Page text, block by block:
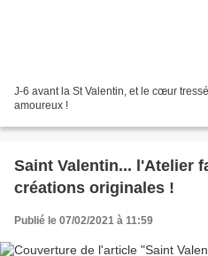
J-6 avant la St Valentin, et le cœur
amoureux !
Saint Valentin... l'Atelier
créations originales !
Publié le 07/02/2021 à 11:59